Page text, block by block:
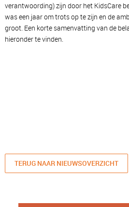
verantwoording) zijn door het KidsCare
was een jaar om trots op te zijn en de
groot. Een korte samenvatting van de
hieronder te vinden.
TERUG NAAR NIEUWSOVERZICHT